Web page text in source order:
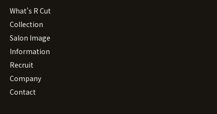
What's R Cut
Collection
Salon Image
Information
Recruit
Company
Contact